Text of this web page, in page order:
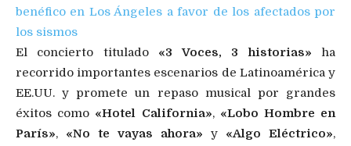
benéfico en Los Ángeles a favor de los afectados por
los sismos
El concierto titulado«3 Voces, 3 historias» ha
recorrido importantes escenarios de Latinoamérica y
EE.UU. y promete un repaso musical por grandes
éxitos como «Hotel California»,«Lobo Hombre en
París», «No te vayas ahora» y «Algo Eléctrico»,